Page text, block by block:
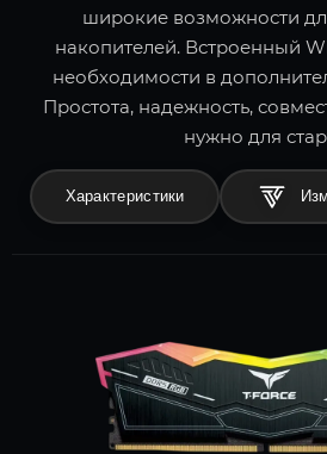
широкие возможности
накопителей. Встроенный
необходимости в
Простота, надежность,
нужно для
Характеристики